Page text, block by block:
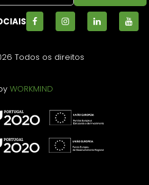
Todos os direitos
WORKMIND